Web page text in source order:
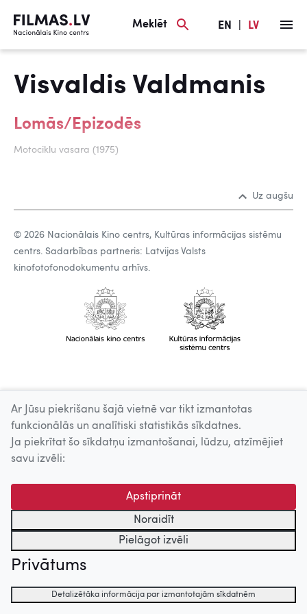
Meklēt EN LV
Visvaldis Valdmanis
Lomās/Epizodēs
Motociklu vasara (1975)
Uz augšu
© 2026 Nacionālais Kino centrs, Kultūras informācijas sistēmu
centrs. Sadarbības partneris: Latvijas Valsts
kinofotofonodokumentu arhīvs.
Ar Jūsu piekrišanu šajā vietnē var tikt izmantotas
funkcionālās un analītiski statistikās sīkdatnes.
Ja piekrītat šo sīkdatņu izmantošanai, lūdzu, atzīmējiet
savu izvēli:
Apstiprināt
Noraidīt
Pielāgot izvēli
Privātums
Detalizētāka informācija par izmantotajām sīkdatnēm